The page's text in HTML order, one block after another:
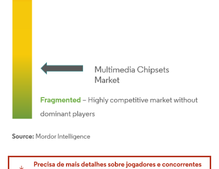
Imagem © Mordor Intelligence. O reuso requer atribuição conforme CC BY 4.0.